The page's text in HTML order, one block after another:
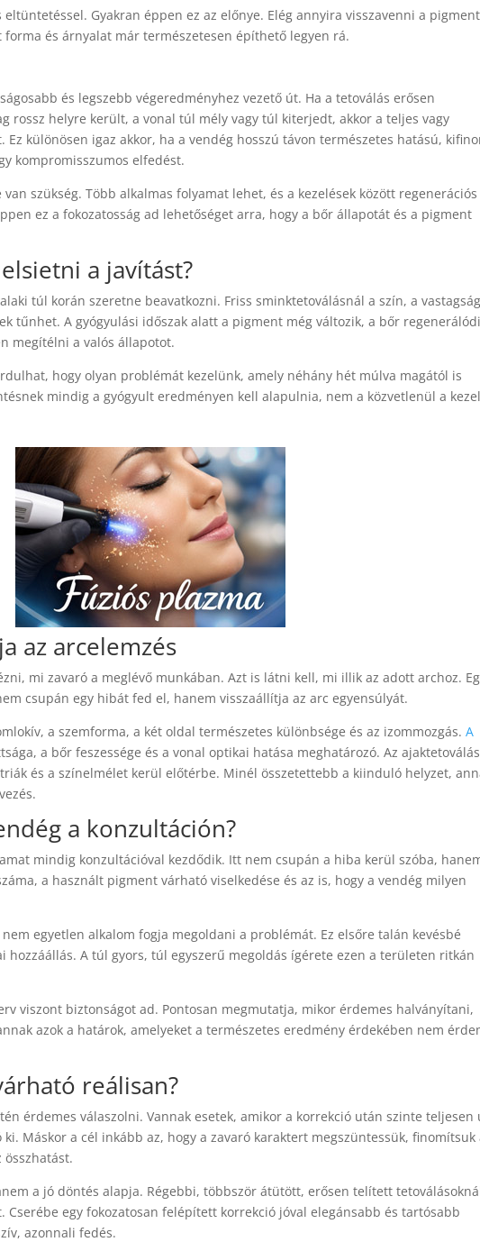
Gyakran éppen ez az előnye. Elég annyira visszavenni a
és árnyalat már természetesen építhető legyen rá.
és legszebb végeredményhez vezető út. Ha a tetoválás erősen
rossz helyre került, a vonal túl mély vagy túl kiterjedt, akkor a teljes vagy
különösen igaz akkor, ha a vendég hosszú távon természetes hatású,
kompromisszumos elfedést.
szükség. Több alkalmas folyamat lehet, és a kezelések között regenerációs
ez a fokozatosság ad lehetőséget arra, hogy a bőr állapotát és a pigment
a javítást?
túl korán szeretne beavatkozni. Friss sminktetoválásnál a szín, a
tűnhet. A gyógyulási időszak alatt a pigment még változik, a bőr
megítélni a valós állapotot.
hogy olyan problémát kezelünk, amely néhány hét múlva magától is
mindig a gyógyult eredményen kell alapulnia, nem a közvetlenül a
az arcelemzés
mi zavaró a meglévő munkában. Azt is látni kell, mi illik az adott archoz.
csupán egy hibát fed el, hanem visszaállítja az arc egyensúlyát.
a szemforma, a két oldal természetes különbsége és az izommozgás.A
a bőr feszessége és a vonal optikai hatása meghatározó. Az
és a színelmélet kerül előtérbe. Minél összetettebb a kiinduló helyzet,
a konzultáción?
mindig konzultációval kezdődik. Itt nem csupán a hiba kerül szóba,
a használt pigment várható viselkedése és az is, hogy a vendég milyen
egyetlen alkalom fogja megoldani a problémát. Ez elsőre talán kevésbé
hozzáállás. A túl gyors, túl egyszerű megoldás ígérete ezen a területen ritkán
viszont biztonságot ad. Pontosan megmutatja, mikor érdemes halványítani,
azok a határok, amelyeket a természetes eredmény érdekében nem
reálisan?
érdemes válaszolni. Vannak esetek, amikor a korrekció után szinte teljesen
Máskor a cél inkább az, hogy a zavaró karaktert megszüntessük, finomítsuk
összhatást.
a jó döntés alapja. Régebbi, többször átütött, erősen telített
egy fokozatosan felépített korrekció jóval elegánsabb és tartósabb
azonnali fedés.